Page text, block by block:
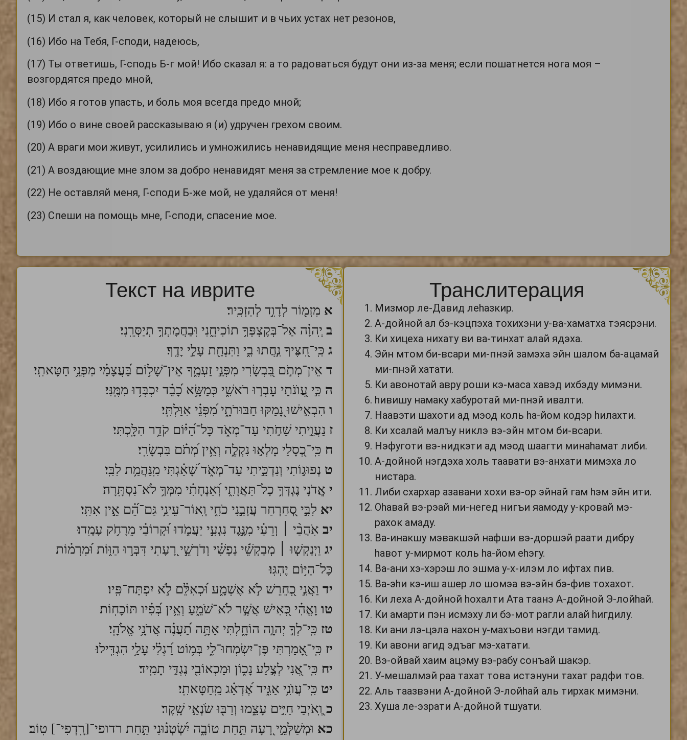
(15) И стал я, как человек, который не слышит и в чьих устах нет резонов,
(16) Ибо на Тебя, Г-споди, надеюсь,
(17) Ты ответишь, Г-сподь Б-г мой! Ибо сказал я: а то радоваться будут они из-за меня; если пошатнется нога моя –
возгордятся предо мной,
(18) Ибо я готов упасть, и боль моя всегда предо мной;
(19) Ибо о вине своей рассказываю я (и) удручен грехом своим.
(20) А враги мои живут, усилились и умножились ненавидящие меня несправедливо.
(21) А воздающие мне злом за добро ненавидят меня за стремление мое к добру.
(22) Не оставляй меня, Г-споди Б-же мой, не удаляйся от меня!
(23) Спеши на помощь мне, Г-споди, спасение мое.
Текст на иврите
א מִזְמ֖וֹר לְדָוִ֣ד לְהַזְכִּֽיר׃
ב יְֽהוָ֗ה אַל־בְּקֶצְפְּךָ֥ תוֹכִיחֵ֑נִי וּֽבַחֲמָתְךָ֥ תְיַסְּרֵֽנִי׃
ג כִּֽי־חִ֭צֶּיךָ נִ֣חֲתוּ בִ֑י וַתִּנְחַ֖ת עָלַ֣י יָדֶֽךָ׃
ד אֵין־מְתֹ֣ם בִּ֭בְשָׂרִי מִפְּנֵ֣י זַעְמֶ֑ךָ אֵין־שָׁל֥וֹם בַּ֝עֲצָמַ֗י מִפְּנֵ֥י חַטָּאתִֽי׃
ה כִּ֣י עֲ֭וֺנֹתַי עָבְר֣וּ רֹאשִׁ֑י כְּמַשָּׂ֥א כָ֝בֵ֗ד יִכְבְּד֥וּ מִמֶּֽנִּי׃
ו הִבְאִ֣ישׁוּ נָ֭מַקּוּ חַבּוּרֹתָ֑י מִ֝פְּנֵ֗י אִוַּלְתִּֽי׃
ז נַעֲוֵ֣יתִי שַׁחֹ֣תִי עַד־מְאֹ֑ד כָּל־הַ֝יּ֗וֹם קֹדֵ֥ר הִלָּֽכְתִּי׃
ח כִּֽי־כְ֭סָלַי מָלְא֣וּ נִקְלֶ֑ה וְאֵ֥ין מְ֝תֹ֗ם בִּבְשָׂרִֽי׃
ט נְפוּג֣וֹתִי וְנִדְכֵּ֣יתִי עַד־מְאֹ֑ד שָׁ֝אַ֗גְתִּי מִֽנַּהֲמַ֥ת לִבִּֽי׃
י אֲ‍ֽדֹנָי נֶגְדְּךָ֥ כָל־תַּאֲוָתִ֑י וְ֝אַנְחָתִ֗י מִמְּךָ֥ לֹא־נִסְתָּֽרָה׃
יא לִבִּ֣י סְ֭חַרְחַר עֲזָבַ֣נִי כֹחִ֑י וְֽאוֹר־עֵינַ֥י גַּם־הֵ֝֗ם אֵ֣ין אִתִּֽי׃
יב אֹֽהֲבַ֨י ׀ וְרֵעַ֗י מִנֶּ֣גֶד נִגְעִ֣י יַעֲמֹ֑דוּ וּ֝קְרוֹבַ֗י מֵרָחֹ֥ק עָמָֽדוּ׃
יג וַיְנַקְשׁ֤וּ ׀ מְבַקְשֵׁ֬י נַפְשִׁ֗י וְדֹרְשֵׁ֣י רָ֭עָתִי דִּבְּר֣וּ הַוּ֑וֹת וּ֝מִרְמ֗וֹת
כָּל־הַיּ֥וֹם יֶהְגּֽוּ׃
יד וַאֲנִ֣י כְ֭חֵרֵשׁ לֹ֣א אֶשְׁמָ֑ע וּ֝כְאִלֵּ֗ם לֹ֣א יִפְתַּח־פִּֽיו׃
טו וָאֱהִ֗י כְּ֭אִישׁ אֲשֶׁ֣ר לֹא־שֹׁמֵ֑עַ וְאֵ֥ין בְּ֝פִ֗יו תּוֹכָחֽוֹת׃
טז כִּֽי־לְךָ֣ יְהוָ֣ה הוֹחָ֑לְתִּי אַתָּ֥ה תַ֝עֲנֶ֗ה אֲדֹנָ֥י אֱלֹהָֽי׃
יז כִּֽי־אָ֭מַרְתִּי פֶּן־יִשְׂמְחוּ־לִ֑י בְּמ֥וֹט רַ֝גְלִ֗י עָלַ֥י הִגְדִּֽילוּ׃
יח כִּֽי־אֲ֭נִי לְצֶ֣לַע נָכ֑וֹן וּמַכְאוֹבִ֖י נֶגְדִּ֣י תָמִֽיד׃
יט כִּֽי־עֲוֺנִ֥י אַגִּ֑יד אֶ֝דְאַ֗ג מֵֽחַטָּאתִֽי׃
כ וְֽ֭אֹיְבַי חַיִּ֣ים עָצֵ֑מוּ וְרַבּ֖וּ שֹׂנְאַ֣י שָֽׁקֶר׃
כא וּמְשַׁלְּמֵ֣י רָ֭עָה תַּ֣חַת טוֹבָ֑ה יִ֝שְׂטְנ֗וּנִי תַּ֣חַת רדופי־[רָֽדְפִי־] טֽוֹב׃
Транслитерация
Мизмор ле-Давид леhазкир.
А-дойной ал бэ-кэцпэха тохихэни у-ва-хаматха тэясрэни.
Ки хицеха нихату ви ва-тинхат алай ядэха.
Эйн мтом би-всари ми-пнэй замэха эйн шалом ба-ацамай
ми-пнэй хатати.
Ки авонотай авру роши кэ-маса хавэд ихбэду мимэни.
hивишу намаку хабуротай ми-пнэй ивалти.
Наавэти шахоти ад мэод коль hа-йом кодэр hилахти.
Ки хсалай малъу никлэ вэ-эйн мтом би-всари.
Нэфуготи вэ-нидкэти ад мэод шаагти минаhамат либи.
А-дойной нэгдэха холь таавати вэ-анхати мимэха ло
нистара.
Либи схархар азавани хохи вэ-ор эйнай гам hэм эйн ити.
Оhавай вэ-рэай ми-негед нигъи яамоду у-кровай мэ-
рахок амаду.
Ва-инакшу мэвакшэй нафши вэ-доршэй раати дибру
hавот у-мирмот коль hа-йом еhэгу.
Ва-ани хэ-хэрэш ло эшма у-х-илэм ло ифтах пив.
Ва-эhи кэ-иш ашер ло шомэа вэ-эйн бэ-фив тохахот.
Ки леха А-дойной hохалти Ата таанэ А-дойной Э-лойhай.
Ки амарти пэн исмэху ли бэ-мот рагли алай hигдилу.
Ки ани лэ-цэла нахон у-махъови нэгди тамид.
Ки авони агид эдъаг мэ-хатати.
Вэ-ойвай хаим ацэму вэ-рабу сонъай шакэр.
У-мешалмэй раа тахат това истэнуни тахат радфи тов.
Аль таазвэни А-дойной Э-лойhай аль тирхак мимэни.
Хуша ле-эзрати А-дойной тшуати.